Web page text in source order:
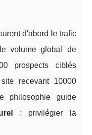
d'abord le trafic
volume global de
prospects ciblés
recevant 10000
philosophie guide
: privilégier la